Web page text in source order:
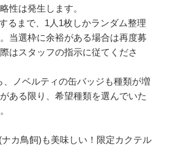
性は発生します。
るまで、1人1枚しかランダム整理
当選枠に余裕がある場合は再度募
はスタッフの指示に従てくださ
ノベルティの缶バッジも種類が増
ある限り、希望種類を選んでいた
カ鳥飼)も美味しい！限定カクテル